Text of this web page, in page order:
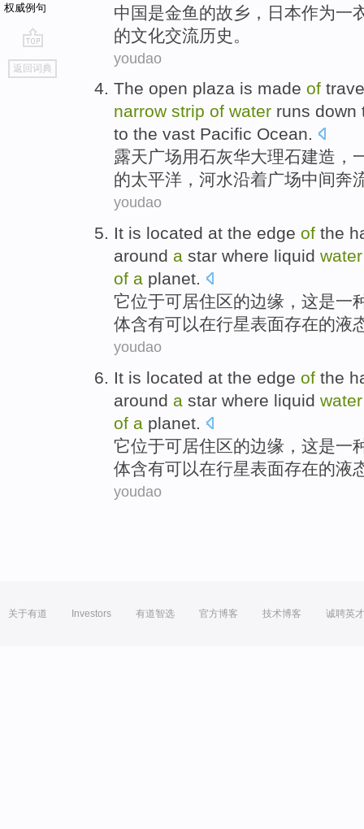
权威例句
go
top
返回词典
中国是金鱼 的故乡 ， 日本作为一
的文化交流历史 。
youdao
The open plaza is made of
narrow strip of water runs down
to the vast Pacific Ocean.
露天广场用石灰华大理石建造 ，
的太平洋， 河水沿着广场中间奔
youdao
It is located at the edge of the
around a star where liquid water
of a planet.
它位于可居住区的边缘 ， 这是一
体含有可以在行星表面存在的液
youdao
It is located at the edge of the
around a star where liquid water
of a planet.
它位于可居住区的边缘 ， 这是一
体含有可以在行星表面存在的液
youdao
关于有道 Investors 有道智选 官方博客 技术博客 诚聘英才